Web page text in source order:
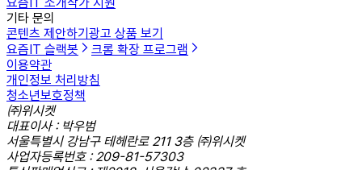
기타 문의
콘텐츠 제안하기광고 상품 보기
요즘IT 슬랙봇
크롬 확장 프로그램
이용약관
개인정보 처리방침
청소년보호정책
㈜위시켓
대표이사 : 박우범
서울특별시 강남구 테헤란로 211 3층 ㈜위시켓
사업자등록번호 : 209-81-57303